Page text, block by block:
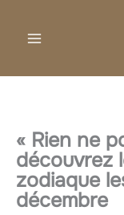
« Rien ne
découvrez
zodiaque
décembre